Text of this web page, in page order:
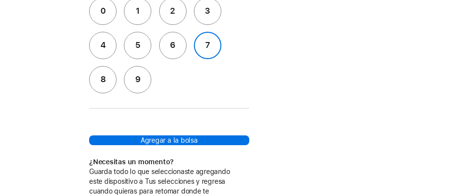
0 1 2 3
4 5 6 7
8 9
Agregar a la bolsa
¿Necesitas un momento?
Guarda todo lo que seleccionaste agregando
este dispositivo a Tus selecciones y regresa
cuando quieras para retomar donde te